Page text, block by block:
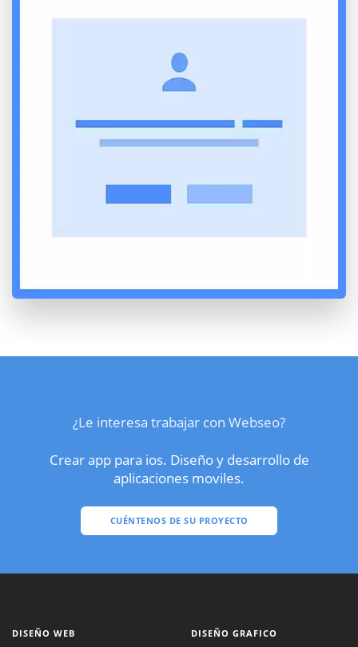
¿Le interesa trabajar con Webseo?
Crear app para ios. Diseño y desarrollo de
aplicaciones moviles.
CUÉNTENOS DE SU PROYECTO
DISEÑO WEB DISEÑO GRAFICO